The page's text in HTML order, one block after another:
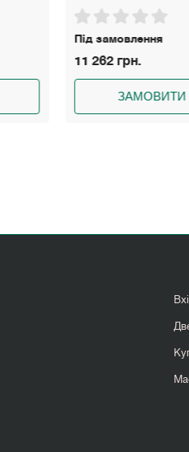
Під замовлення
11 262 грн.
ЗАМОВИТИ